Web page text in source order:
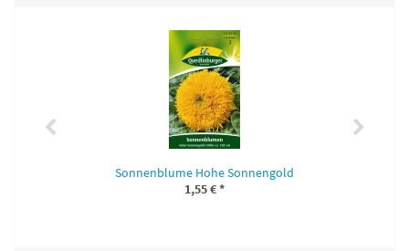
Sonnenblume Hohe Sonnengold
1,55 €*